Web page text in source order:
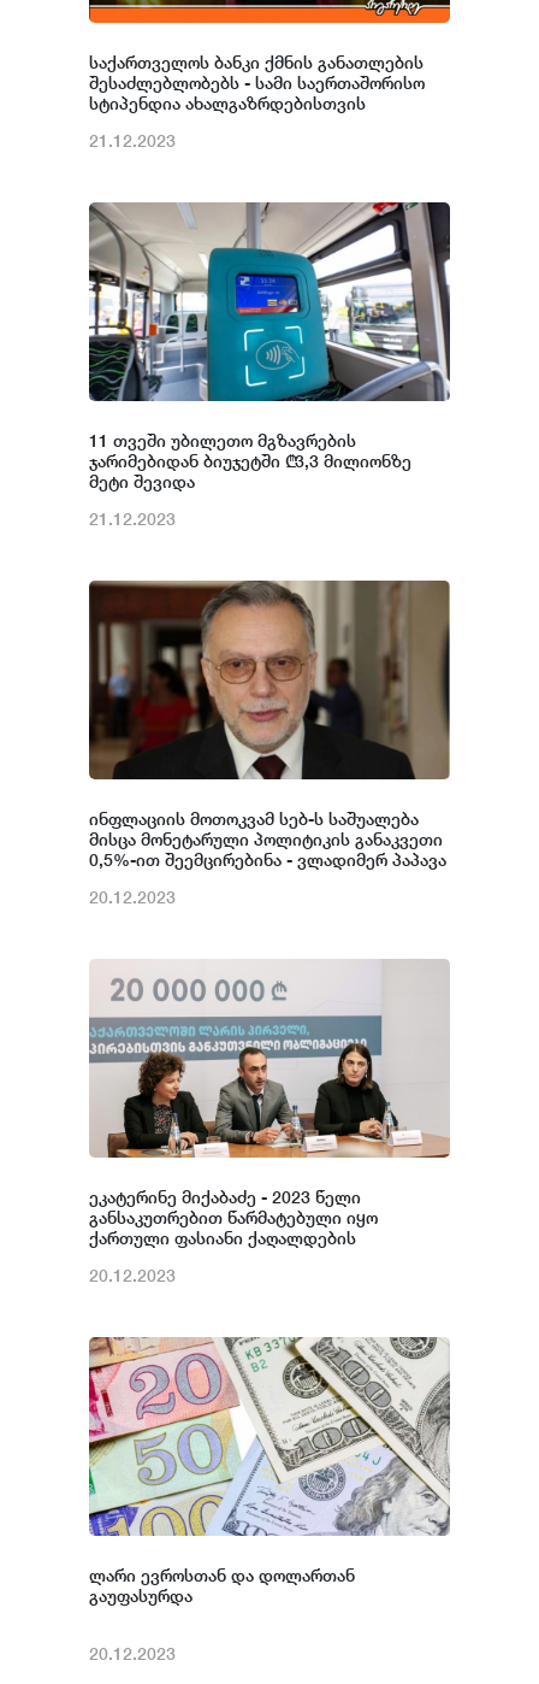
საქართველოს ბანკი ქმნის განათლების
შესაძლებლობებს - სამი საერთაშორისო
სტიპენდია ახალგაზრდებისთვის
21.12.2023
11 თვეში უბილეთო მგზავრების
ჯარიმებიდან ბიუჯეტში ₾3,3 მილიონზე
მეტი შევიდა
21.12.2023
ინფლაციის მოთოკვამ სებ-ს საშუალება
მისცა მონეტარული პოლიტიკის განაკვეთი
0,5%-ით შეემცირებინა - ვლადიმერ პაპავა
20.12.2023
ეკატერინე მიქაბაძე - 2023 წელი
განსაკუთრებით წარმატებული იყო
ქართული ფასიანი ქაღალდების
ლარზე მეტი ღირებულების 18 ემისია
20.12.2023
ლარი ევროსთან და დოლართან
გაუფასურდა
20.12.2023